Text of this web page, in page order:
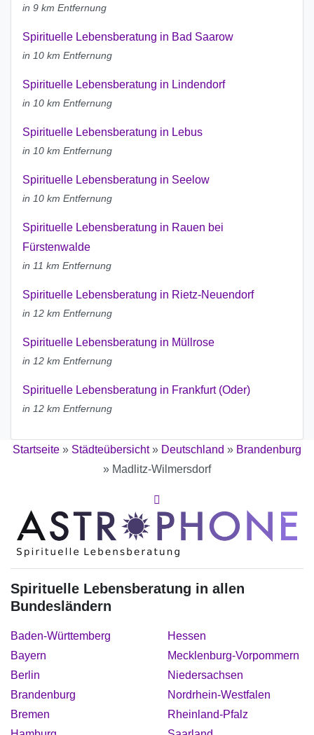
in 9 km Entfernung
Spirituelle Lebensberatung in Bad Saarow
in 10 km Entfernung
Spirituelle Lebensberatung in Lindendorf
in 10 km Entfernung
Spirituelle Lebensberatung in Lebus
in 10 km Entfernung
Spirituelle Lebensberatung in Seelow
in 10 km Entfernung
Spirituelle Lebensberatung in Rauen bei
Fürstenwalde
in 11 km Entfernung
Spirituelle Lebensberatung in Rietz-Neuendorf
in 12 km Entfernung
Spirituelle Lebensberatung in Müllrose
in 12 km Entfernung
Spirituelle Lebensberatung in Frankfurt (Oder)
in 12 km Entfernung
Startseite » Städteübersicht» Deutschland » Brandenburg
» Madlitz-Wilmersdorf
Spirituelle Lebensberatung in allen
Bundesländern
Baden-Württemberg
Bayern
Berlin
Brandenburg
Bremen
Hessen
Mecklenburg-Vorpommern
Niedersachsen
Nordrhein-Westfalen
Rheinland-Pfalz